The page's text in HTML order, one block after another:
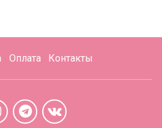
Оплата Контакты